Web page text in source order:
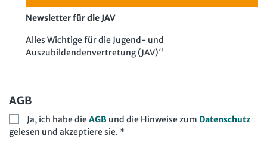
Newsletter für die JAV
Alles Wichtige für die Jugend- und
Auszubildendenvertretung (JAV)“
AGB
Ja, ich habe dieAGB und die Hinweise zum Datenschutz
gelesen und akzeptiere sie. *